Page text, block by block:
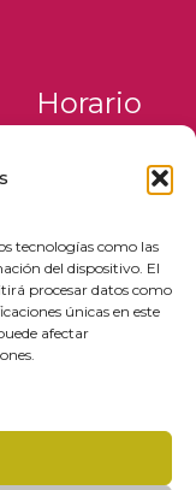
tecnologías como las
del dispositivo. El
procesar datos como
únicas en este
afectar
Horario
de 09:00 a 18:00
Domingos
de 12:00 a 17:00
los derechos